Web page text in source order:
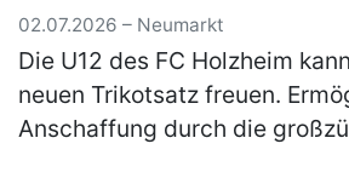
02.07.2026 – Neumarkt
Die U12 des FC Holzheim
neuen Trikotsatz freuen.
Anschaffung durch die